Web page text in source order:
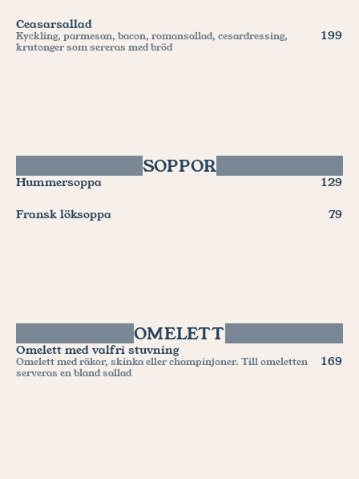
Ceasarsallad
Kyckling, parmesan, bacon, romansallad, cesardressing,
krutonger som sereras med bröd
199
SOPPOR
Hummersoppa
129
Fransk löksoppa
79
OMELETT
Omelett med valfri stuvning
Omelett med räkor, skinka eller champinjoner. Till omeletten
serveras en bland sallad
169